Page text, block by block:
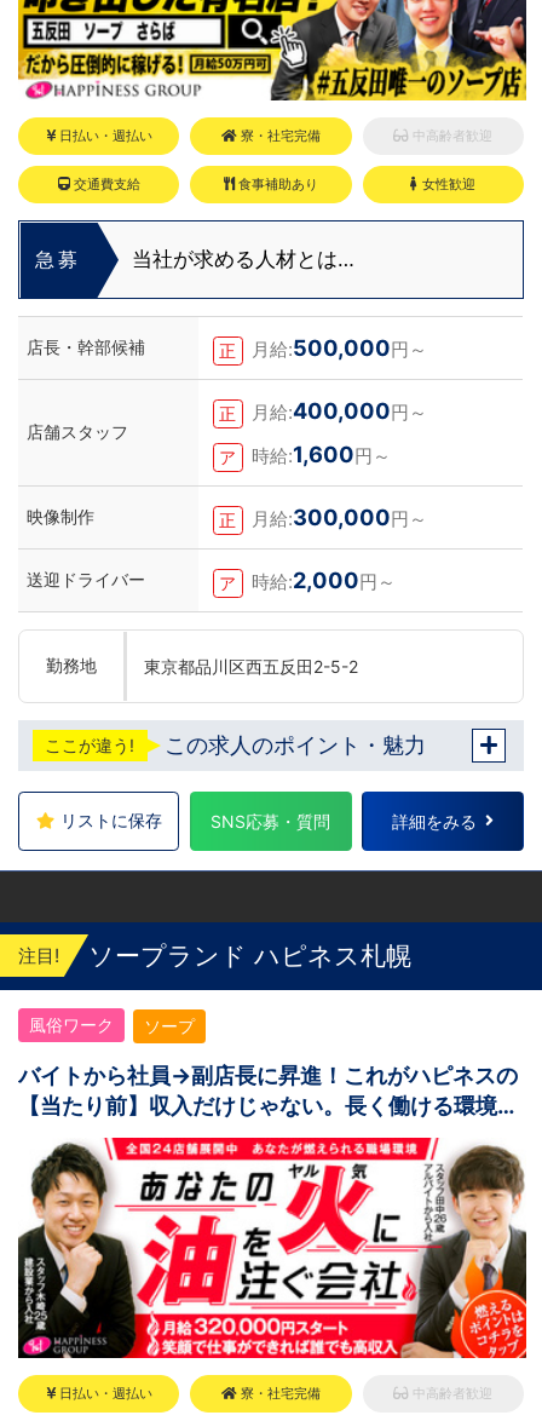
日払い・週払い 寮・社宅完備 中高齢者歓迎
交通費支給 食事補助あり 女性歓迎
急募 当社が求める人材とは…
店長・幹部候補 正 月給:500,000円～
店舗スタッフ
正 月給:400,000円～
ア 時給:1,600円～
映像制作 正 月給:300,000円～
送迎ドライバー ア 時給:2,000円～
勤務地 東京都品川区西五反田2-5-2
ここが違う! この求人のポイント・魅力
リストに保存 SNS応募・質問 詳細をみる
注目! ソープランド ハピネス札幌
風俗ワーク ソープ
バイトから社員→副店長に昇進！これがハピネスの
【当たり前】収入だけじゃない。長く働ける環境が
ある。
日払い・週払い 寮・社宅完備 中高齢者歓迎